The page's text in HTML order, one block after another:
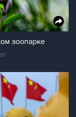
зоопарке